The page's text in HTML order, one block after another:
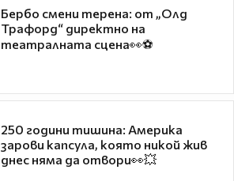
Бербо смени терена: от „Олд
Трафорд“ директно на
театралната сцена👀⚽
250 години тишина: Америка
зарови капсула, която никой жив
днес няма да отвори👀💥